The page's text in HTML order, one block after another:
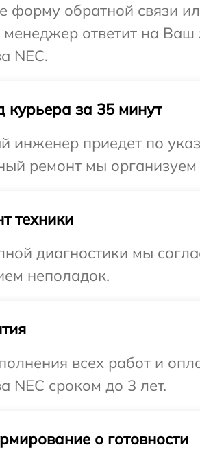
форму обратной связи
ответит на
NEC.
курьера за 35 минут
инженер приедет по
ремонт мы организуем
техники
диагностики мы
неполадок.
всех работ и
NEC сроком до 3 лет.
о готовности